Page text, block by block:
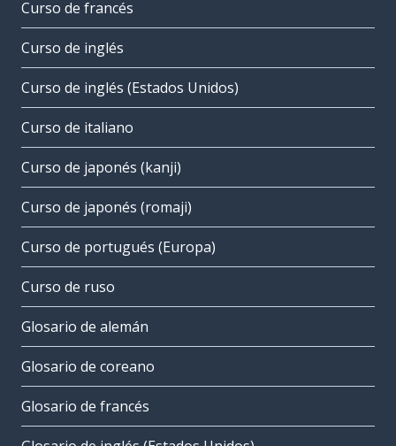
Curso de francés
Curso de inglés
Curso de inglés (Estados Unidos)
Curso de italiano
Curso de japonés (kanji)
Curso de japonés (romaji)
Curso de portugués (Europa)
Curso de ruso
Glosario de alemán
Glosario de coreano
Glosario de francés